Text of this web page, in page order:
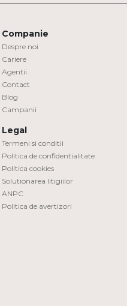
Companie
Despre noi
Cariere
Agentii
Contact
Blog
Campanii
Legal
Termeni si conditii
Politica de confidentialitate
Politica cookies
Solutionarea litigiilor
ANPC
Politica de avertizori